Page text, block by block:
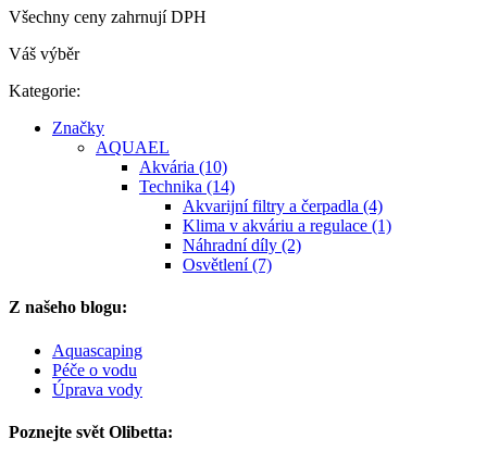
Všechny ceny zahrnují DPH
Váš výběr
Kategorie:
Značky
AQUAEL
Akvária (10)
Technika (14)
Akvarijní filtry a čerpadla (4)
Klima v akváriu a regulace (1)
Náhradní díly (2)
Osvětlení (7)
Z našeho blogu:
Aquascaping
Péče o vodu
Úprava vody
Poznejte svět Olibetta: